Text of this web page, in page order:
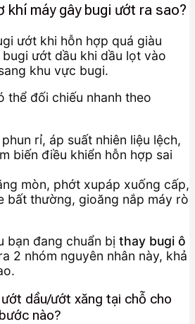
khí máy gây bugi ướt ra sao?
ướt khi hỗn hợp quá giàu
ướt dầu khi dầu lọt vào
khu vực bugi.
thể đối chiếu nhanh theo
rỉ, áp suất nhiên liệu lệch,
biến điều khiển hỗn hợp sai
mòn, phớt xupáp xuống cấp,
bất thường, gioăng nắp máy rò
bạn đang chuẩn bị thay bugi ô
2 nhóm nguyên nhân này, khả
dầu/ướt xăng tại chỗ cho
nào?